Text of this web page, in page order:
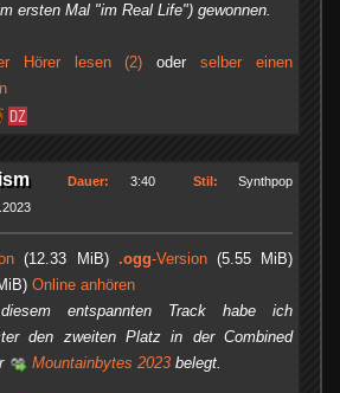
ersten Mal "im Real Life") gewonnen.
Hörer lesen (2) oderselber einen
Dauer: 3:40 Stil: Synthpop
(12.33 MiB) .ogg-Version(5.55 MiB)
Online anhören
entspannten Track habe ich
den zweiten Platz in der Combined
Mountainbytes 2023 belegt.